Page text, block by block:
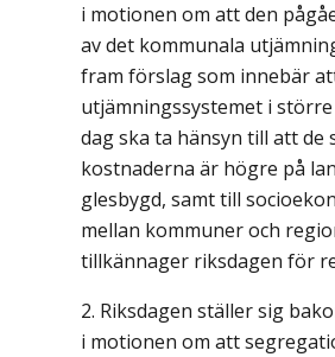
i motionen om att den
av det kommunala
fram förslag som innebär
utjämningssystemet i
dag ska ta hänsyn till att de
kostnaderna är högre på
glesbygd, samt till
mellan kommuner och
tillkännager riksdagen för
Riksdagen ställer sig
i motionen om att